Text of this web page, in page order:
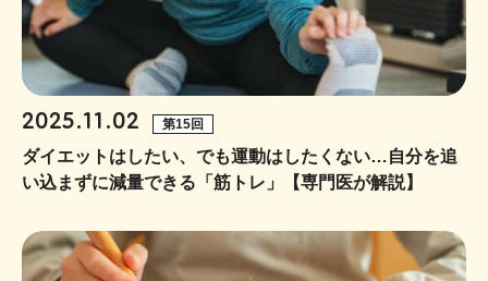
2025.11.02 第15回
ダイエットはしたい、でも運動はしたくない…自分を追
い込まずに減量できる「筋トレ」【専門医が解説】